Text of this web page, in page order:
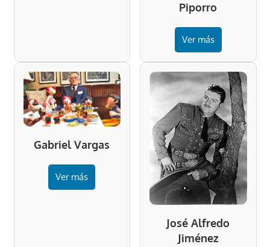
Piporro
Ver más
Gabriel Vargas
Ver más
José Alfredo
Jiménez